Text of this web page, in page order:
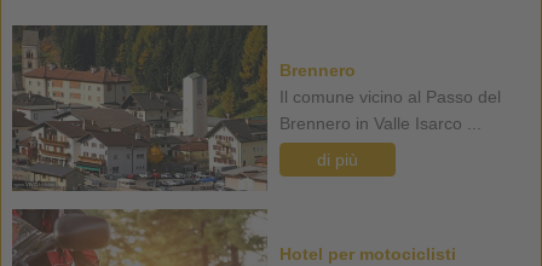
Brennero
Il comune vicino al Passo del
Brennero in Valle Isarco ...
di più
Hotel per motociclisti